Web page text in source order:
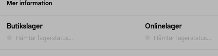
Butikslager
Hämtar lagerstatus...
Onlinelager
Hämtar lagerstatus...
Mer information